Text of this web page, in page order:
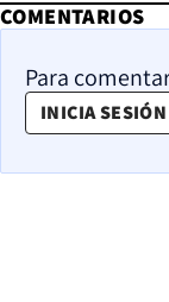
COMENTARIOS
Para
INICIA SESIÓN